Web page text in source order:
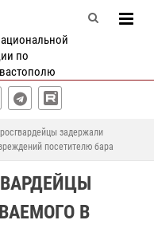
по
задержали
посетителю бара
В